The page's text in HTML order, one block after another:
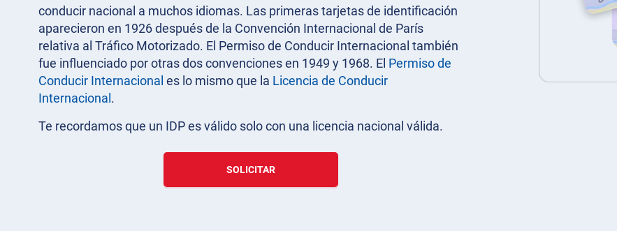
conducir nacional a muchos idiomas. Las primeras tarjetas de identificación
aparecieron en 1926 después de la Convención Internacional de París
relativa al Tráfico Motorizado. El Permiso de Conducir Internacional también
fue influenciado por otras dos convenciones en 1949 y 1968. El Permiso de
Conducir Internacional es lo mismo que la Licencia de Conducir
Internacional .
Te recordamos que un IDP es válido solo con una licencia nacional válida.
SOLICITAR